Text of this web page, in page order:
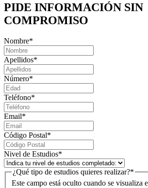
PIDE INFORMACIÓN SIN
COMPROMISO
Nombre*
Apellidos*
Número*
Teléfono*
Email*
Código Postal*
Nivel de Estudios*
Este campo está oculto cuando se visualiza
¿Qué tipo de estudios quieres realizar?*